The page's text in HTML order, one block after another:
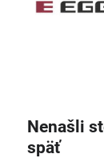
Nenašli
späť